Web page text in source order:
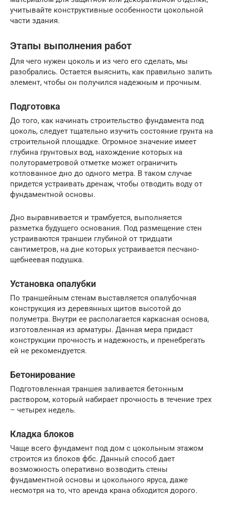
учитывайте конструктивные особенности цокольной
части здания.
Этапы выполнения работ
Для чего нужен цоколь и из чего его сделать, мы
разобрались. Остается выяснить, как правильно залить
элемент, чтобы он получился надежным и прочным.
Подготовка
До того, как начинать строительство фундамента под
цоколь, следует тщательно изучить состояние грунта на
строительной площадке. Огромное значение имеет
глубина грунтовых вод, нахождение которых на
полутораметровой отметке может ограничить
котлованное дно до одного метра. В таком случае
придется устраивать дренаж, чтобы отводить воду от
фундаментной основы.
Дно выравнивается и трамбуется, выполняется
разметка будущего основания. Под размещение стен
устраиваются траншеи глубиной от тридцати
сантиметров, на дне которых устраивается песчано-
щебнеевая подушка.
Установка опалубки
По траншейным стенам выставляется опалубочная
конструкция из деревянных щитов высотой до
полуметра. Внутри ее располагается каркасная основа,
изготовленная из арматуры. Данная мера придаст
конструкции прочность и надежность, и пренебрегать
ей не рекомендуется.
Бетонирование
Подготовленная траншея заливается бетонным
раствором, который набирает прочность в течение трех
– четырех недель.
Кладка блоков
Чаще всего фундамент под дом с цокольным этажом
строится из блоков фбс. Данный способ дает
возможность оперативно возводить стены
фундаментной основы и цокольного яруса, даже
несмотря на то, что аренда крана обходится дорого.